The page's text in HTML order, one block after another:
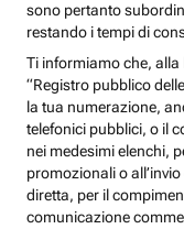
sono pertanto
restando i tempi di
Ti informiamo che,
“Registro pubblico
la tua numerazione,
telefonici pubblici, o il
nei medesimi elenchi,
promozionali o
diretta, per il
comunicazione